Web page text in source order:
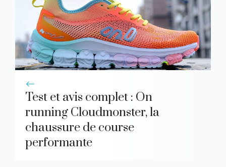
Test et avis complet : On
running Cloudmonster, la
chaussure de course
performante